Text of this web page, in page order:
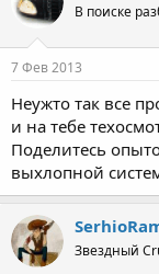
В поиске
7 Фев 2013
Неужто так все
и на тебе
Поделитесь
выхлопной
Звездный